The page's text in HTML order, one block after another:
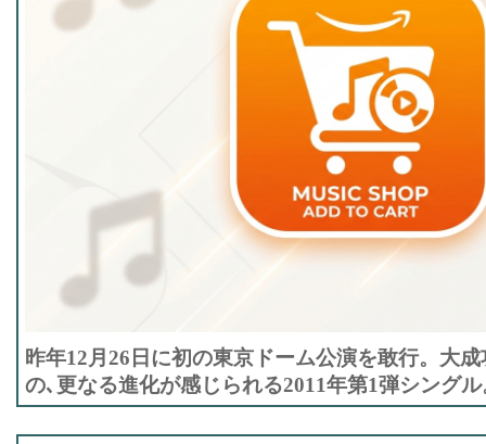
昨年12月26日に初の東京ドーム公演を敢行。大
の､更なる進化が感じられる2011年第1弾シングル